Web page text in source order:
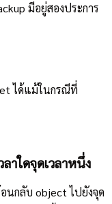
มีอยู่สองประการ
ได้แม้ในกรณีที่
าใดจุดเวลาหนึ่ง
นกลับ object ไปยังจุด